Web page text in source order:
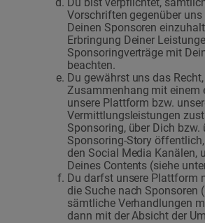
Vorschriften gegenüber
Deinen Sponsoren
Erbringung Deiner
Sponsoringverträge mit
beachten.
Du gewährst uns das
Zusammenhang mit einem
unsere Plattform bzw.
Vermittlungsleistungen
Sponsoring, über Dich bzw.
Sponsoring-Story
den Social Media Kanälen,
Deines Contents (siehe
Du darfst unsere Plattform
die Suche nach Sponsoren
sämtliche Verhandlungen
dann mit der Absicht der